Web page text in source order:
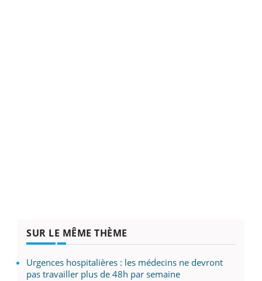
SUR LE MÊME THÈME
Urgences hospitalières : les médecins ne devront
pas travailler plus de 48h par semaine